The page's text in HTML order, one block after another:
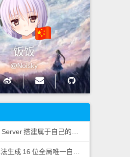
饭饭
@Noisky
搭建属于自己的私有云笔记
生成 16 位全局唯一自增